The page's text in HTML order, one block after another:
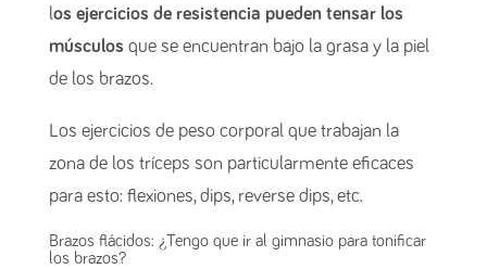
los ejercicios de resistencia pueden tensar los
músculos que se encuentran bajo la grasa y la piel
de los brazos.
Los ejercicios de peso corporal que trabajan la
zona de los tríceps son particularmente eficaces
para esto: flexiones, dips, reverse dips, etc.
Brazos flácidos: ¿Tengo que ir al gimnasio para tonificar
los brazos?